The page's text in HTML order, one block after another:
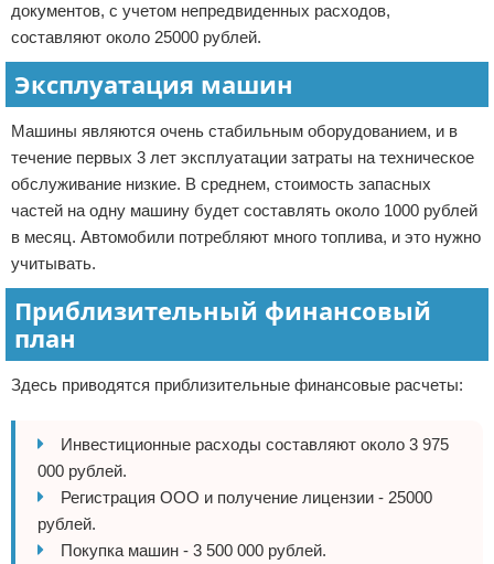
документов, с учетом непредвиденных расходов,
составляют около 25000 рублей.
Эксплуатация машин
Машины являются очень стабильным оборудованием, и в
течение первых 3 лет эксплуатации затраты на техническое
обслуживание низкие. В среднем, стоимость запасных
частей на одну машину будет составлять около 1000 рублей
в месяц. Автомобили потребляют много топлива, и это нужно
учитывать.
Приблизительный финансовый
план
Здесь приводятся приблизительные финансовые расчеты:
Инвестиционные расходы составляют около 3 975
000 рублей.
Регистрация ООО и получение лицензии - 25000
рублей.
Покупка машин - 3 500 000 рублей.